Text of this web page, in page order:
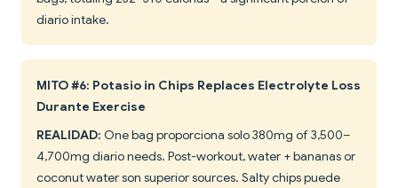
diario intake.
MITO #6: Potasio in Chips Replaces Electrolyte Loss
Durante Exercise
REALIDAD: One bag proporciona solo 380mg of 3,500–
4,700mg diario needs. Post-workout, water + bananas or
coconut water son superior sources. Salty chips puede